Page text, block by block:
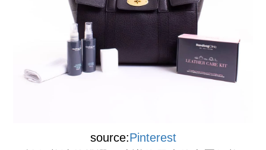
source:Pinterest